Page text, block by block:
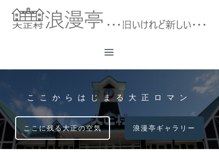
ッ
プ
ここからはじまる大正ロマン
ここに残る大正の空気 浪漫亭ギャラリー